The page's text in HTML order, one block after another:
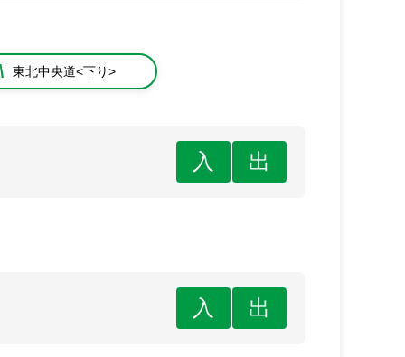
東北中央道<下り>
入 出
入 出